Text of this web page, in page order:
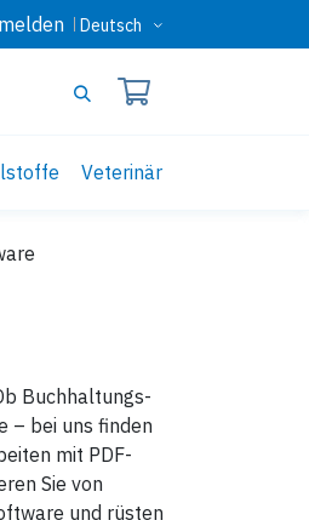
Deutsch
Veterinär
Buchhaltungs-
– bei uns finden
mit PDF-
Sie von
und rüsten